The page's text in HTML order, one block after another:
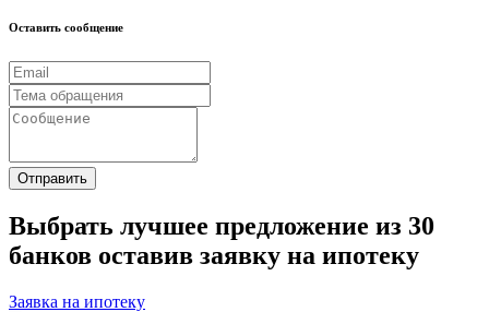
Оставить сообщение
Отправить
Выбрать лучшее предложение из 30
банков оставив заявку на ипотеку
Заявка на ипотеку